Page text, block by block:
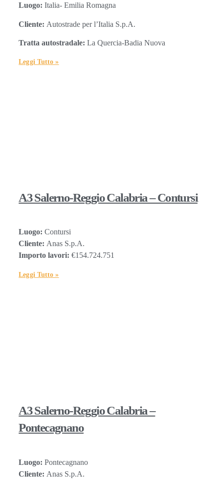
Luogo:Italia- Emilia Romagna
Cliente: Autostrade per l’Italia S.p.A.
Tratta autostradale:La Quercia-Badia Nuova
Leggi Tutto »
A3 Salerno-Reggio Calabria – Contursi
Luogo:Contursi
Cliente: Anas S.p.A.
Importo lavori:€154.724.751
Leggi Tutto »
A3 Salerno-Reggio Calabria –
Pontecagnano
Luogo:Pontecagnano
Cliente: Anas S.p.A.